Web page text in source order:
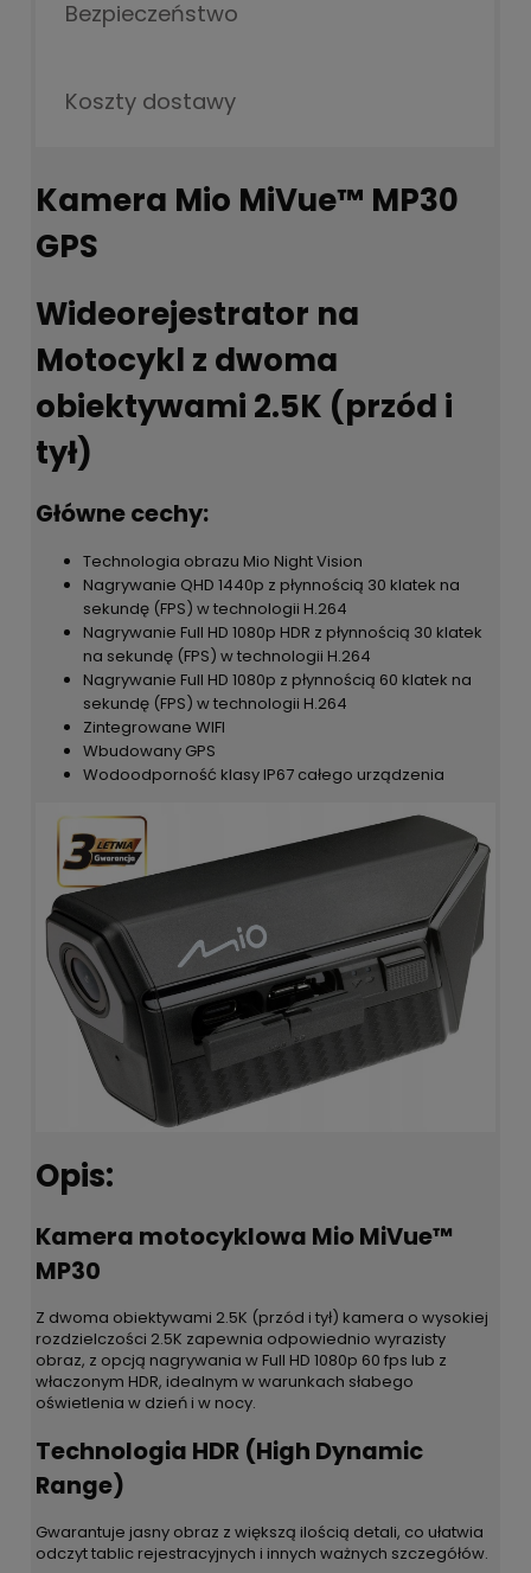
Bezpieczeństwo
Koszty dostawy
Kamera Mio MiVue™ MP30
GPS
Wideorejestrator na
Motocykl z dwoma
obiektywami 2.5K (przód i
tył)
Główne cechy:
Technologia obrazu Mio Night Vision
Nagrywanie QHD 1440p z płynnością 30 klatek na
sekundę (FPS) w technologii H.264
Nagrywanie Full HD 1080p HDR z płynnością 30 klatek
na sekundę (FPS) w technologii H.264
Nagrywanie Full HD 1080p z płynnością 60 klatek na
sekundę (FPS) w technologii H.264
Zintegrowane WIFI
Wbudowany GPS
Wodoodporność klasy IP67 całego urządzenia
Opis:
Kamera motocyklowa Mio MiVue™
MP30
Z dwoma obiektywami 2.5K (przód i tył) kamera o wysokiej
rozdzielczości 2.5K zapewnia odpowiednio wyrazisty
obraz, z opcją nagrywania w Full HD 1080p 60 fps lub z
właczonym HDR, idealnym w warunkach słabego
oświetlenia w dzień i w nocy.
Technologia HDR (High Dynamic
Range)
Gwarantuje jasny obraz z większą ilością detali, co ułatwia
odczyt tablic rejestracyjnych i innych ważnych szczegółów.